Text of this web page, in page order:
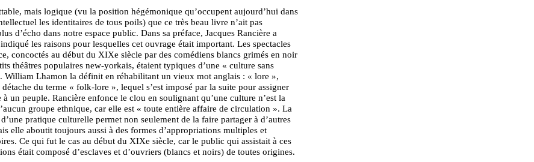
mais logique (vu la position hégémonique qu’occupent aujourd’hui dans
les identitaires de tous poils) que ce très beau livre n’ait pas
d’écho dans notre espace public. Dans sa préface, Jacques Rancière a
les raisons pour lesquelles cet ouvrage était important. Les spectacles
concoctés au début du XIXe siècle par des comédiens blancs grimés en noir
théâtres populaires new-yorkais, étaient typiques d’une « culture sans
William Lhamon la définit en réhabilitant un vieux mot anglais : « lore »,
détache du terme « folk-lore », lequel s’est imposé par la suite pour assigner
à un peuple. Rancière enfonce le clou en soulignant qu’une culture n’est la
groupe ethnique, car elle est « toute entière affaire de circulation ». La
pratique culturelle permet non seulement de la faire partager à d’autres
elle aboutit toujours aussi à des formes d’appropriations multiples et
Ce qui fut le cas au début du XIXe siècle, car le public qui assistait à ces
était composé d’esclaves et d’ouvriers (blancs et noirs) de toutes origines.